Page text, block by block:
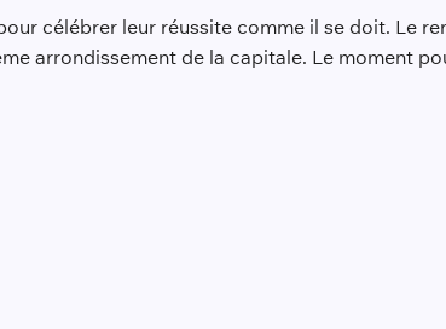
célébrer leur réussite comme il se doit. Le
arrondissement de la capitale. Le moment